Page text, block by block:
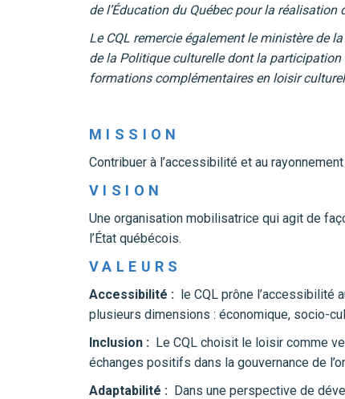
de l’Éducation du Québec pour la
Le CQL remercie également le ministère de
de la Politique culturelle dont la
formations complémentaires en loisir
MISSION
Contribuer à l’accessibilité et au
VISION
Une organisation mobilisatrice qui agit de
l’État québécois.
VALEURS
Accessibilité : le CQL prône
plusieurs dimensions : économique, socio-
Inclusion : Le CQL choisit le loisir comme
échanges positifs dans la gouvernance de
Adaptabilité : Dans une perspective de